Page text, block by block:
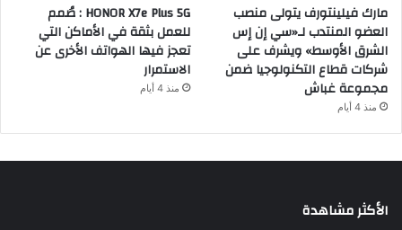
مارك فيلينتورف يتولى منصب
العضو المنتدب لـ«سي إن إس
الشرق الأوسط» ويشرف على
شركات قطاع التكنولوجيا ضمن
مجموعة غباش
منذ 4 أيام
HONOR X7e Plus 5G : صُمم
للعمل بثقة في الأماكن التي
تعجز فيها الهواتف الأخرى عن
الاستمرار
منذ 4 أيام
الأكثر مشاهدة